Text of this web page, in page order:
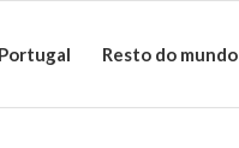
Portugal Resto do mundo